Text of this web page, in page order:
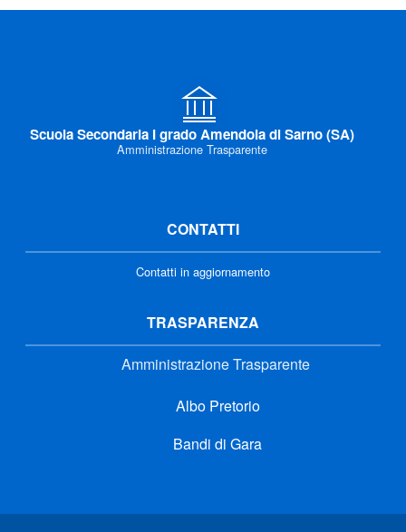
Scuola Secondaria I grado Amendola di Sarno (SA)
Amministrazione Trasparente
CONTATTI
Contatti in aggiornamento
TRASPARENZA
Amministrazione Trasparente
Albo Pretorio
Bandi di Gara